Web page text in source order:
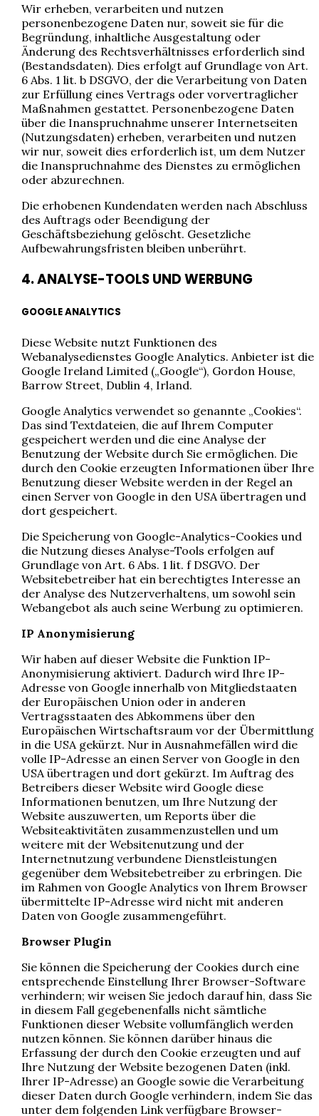
Wir erheben, verarbeiten und nutzen
personenbezogene Daten nur, soweit sie für die
Begründung, inhaltliche Ausgestaltung oder
Änderung des Rechtsverhältnisses erforderlich sind
(Bestandsdaten). Dies erfolgt auf Grundlage von Art.
6 Abs. 1 lit. b DSGVO, der die Verarbeitung von Daten
zur Erfüllung eines Vertrags oder vorvertraglicher
Maßnahmen gestattet. Personenbezogene Daten
über die Inanspruchnahme unserer Internetseiten
(Nutzungsdaten) erheben, verarbeiten und nutzen
wir nur, soweit dies erforderlich ist, um dem Nutzer
die Inanspruchnahme des Dienstes zu ermöglichen
oder abzurechnen.
Die erhobenen Kundendaten werden nach Abschluss
des Auftrags oder Beendigung der
Geschäftsbeziehung gelöscht. Gesetzliche
Aufbewahrungsfristen bleiben unberührt.
4. ANALYSE-TOOLS UND WERBUNG
GOOGLE ANALYTICS
Diese Website nutzt Funktionen des
Webanalysedienstes Google Analytics. Anbieter ist die
Google Ireland Limited („Google“), Gordon House,
Barrow Street, Dublin 4, Irland.
Google Analytics verwendet so genannte „Cookies“.
Das sind Textdateien, die auf Ihrem Computer
gespeichert werden und die eine Analyse der
Benutzung der Website durch Sie ermöglichen. Die
durch den Cookie erzeugten Informationen über Ihre
Benutzung dieser Website werden in der Regel an
einen Server von Google in den USA übertragen und
dort gespeichert.
Die Speicherung von Google-Analytics-Cookies und
die Nutzung dieses Analyse-Tools erfolgen auf
Grundlage von Art. 6 Abs. 1 lit. f DSGVO. Der
Websitebetreiber hat ein berechtigtes Interesse an
der Analyse des Nutzerverhaltens, um sowohl sein
Webangebot als auch seine Werbung zu optimieren.
IP Anonymisierung
Wir haben auf dieser Website die Funktion IP-
Anonymisierung aktiviert. Dadurch wird Ihre IP-
Adresse von Google innerhalb von Mitgliedstaaten
der Europäischen Union oder in anderen
Vertragsstaaten des Abkommens über den
Europäischen Wirtschaftsraum vor der Übermittlung
in die USA gekürzt. Nur in Ausnahmefällen wird die
volle IP-Adresse an einen Server von Google in den
USA übertragen und dort gekürzt. Im Auftrag des
Betreibers dieser Website wird Google diese
Informationen benutzen, um Ihre Nutzung der
Website auszuwerten, um Reports über die
Websiteaktivitäten zusammenzustellen und um
weitere mit der Websitenutzung und der
Internetnutzung verbundene Dienstleistungen
gegenüber dem Websitebetreiber zu erbringen. Die
im Rahmen von Google Analytics von Ihrem Browser
übermittelte IP-Adresse wird nicht mit anderen
Daten von Google zusammengeführt.
Browser Plugin
Sie können die Speicherung der Cookies durch eine
entsprechende Einstellung Ihrer Browser-Software
verhindern; wir weisen Sie jedoch darauf hin, dass Sie
in diesem Fall gegebenenfalls nicht sämtliche
Funktionen dieser Website vollumfänglich werden
nutzen können. Sie können darüber hinaus die
Erfassung der durch den Cookie erzeugten und auf
Ihre Nutzung der Website bezogenen Daten (inkl.
Ihrer IP-Adresse) an Google sowie die Verarbeitung
dieser Daten durch Google verhindern, indem Sie das
unter dem folgenden Link verfügbare Browser-